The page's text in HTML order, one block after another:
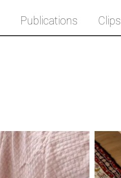
Publications Clips